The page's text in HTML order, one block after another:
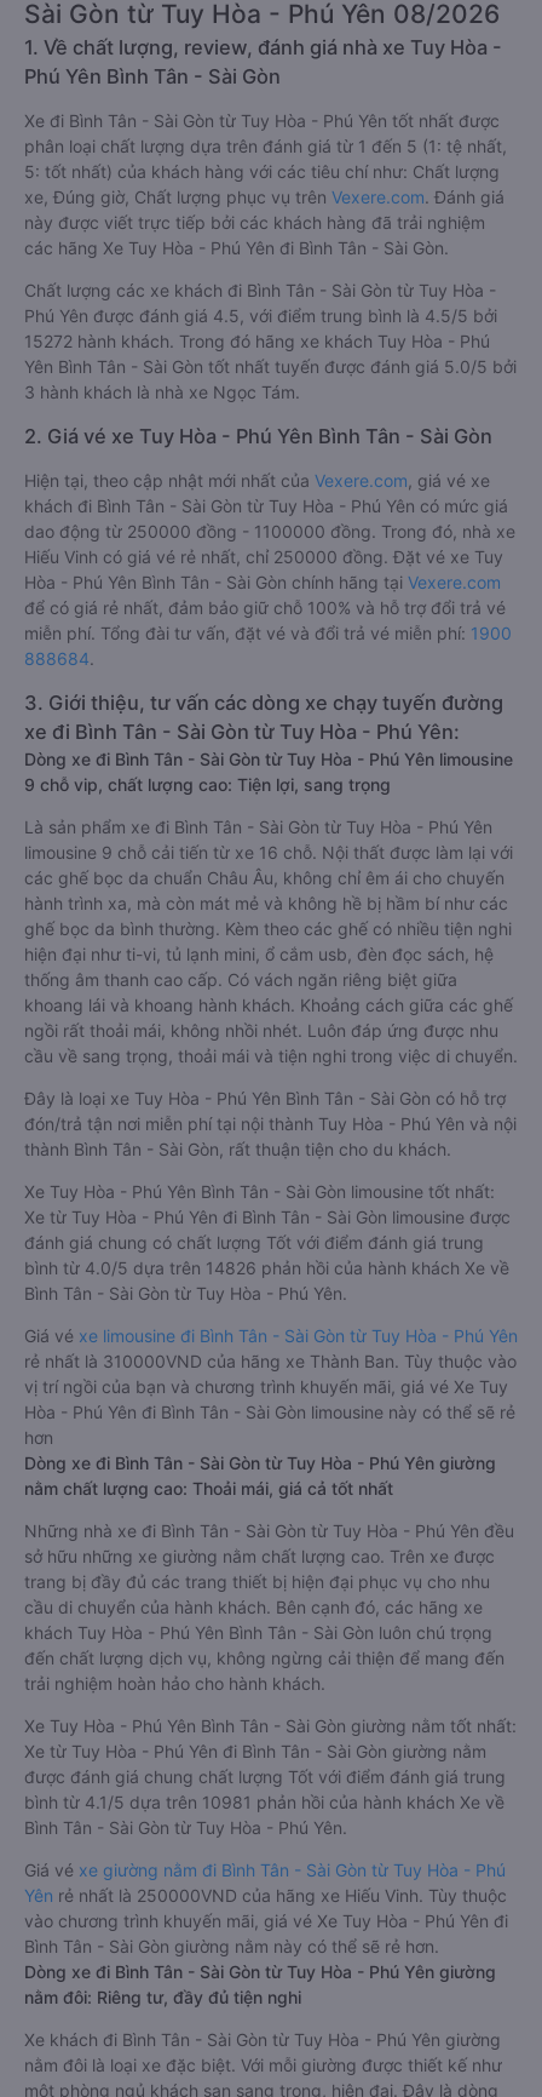
Sài Gòn từ Tuy Hòa - Phú Yên 08/2026
1. Về chất lượng, review, đánh giá nhà xe Tuy Hòa -
Phú Yên Bình Tân - Sài Gòn
Xe đi Bình Tân - Sài Gòn từ Tuy Hòa - Phú Yên tốt nhất được
phân loại chất lượng dựa trên đánh giá từ 1 đến 5 (1: tệ nhất,
5: tốt nhất) của khách hàng với các tiêu chí như: Chất lượng
xe, Đúng giờ, Chất lượng phục vụ trên Vexere.com. Đánh giá
này được viết trực tiếp bởi các khách hàng đã trải nghiệm
các hãng Xe Tuy Hòa - Phú Yên đi Bình Tân - Sài Gòn.
Chất lượng các xe khách đi Bình Tân - Sài Gòn từ Tuy Hòa -
Phú Yên được đánh giá 4.5, với điểm trung bình là 4.5/5 bởi
15272 hành khách. Trong đó hãng xe khách Tuy Hòa - Phú
Yên Bình Tân - Sài Gòn tốt nhất tuyến được đánh giá 5.0/5 bởi
3 hành khách là nhà xe Ngọc Tám.
2. Giá vé xe Tuy Hòa - Phú Yên Bình Tân - Sài Gòn
Hiện tại, theo cập nhật mới nhất của Vexere.com , giá vé xe
khách đi Bình Tân - Sài Gòn từ Tuy Hòa - Phú Yên có mức giá
dao động từ 250000 đồng - 1100000 đồng. Trong đó, nhà xe
Hiếu Vinh có giá vé rẻ nhất, chỉ 250000 đồng. Đặt vé xe Tuy
Hòa - Phú Yên Bình Tân - Sài Gòn chính hãng tại Vexere.com
để có giá rẻ nhất, đảm bảo giữ chỗ 100% và hỗ trợ đổi trả vé
miễn phí. Tổng đài tư vấn, đặt vé và đổi trả vé miễn phí: 1900
888684.
3. Giới thiệu, tư vấn các dòng xe chạy tuyến đường
xe đi Bình Tân - Sài Gòn từ Tuy Hòa - Phú Yên:
Dòng xe đi Bình Tân - Sài Gòn từ Tuy Hòa - Phú Yên limousine
9 chỗ vip, chất lượng cao: Tiện lợi, sang trọng
Là sản phẩm xe đi Bình Tân - Sài Gòn từ Tuy Hòa - Phú Yên
limousine 9 chỗ cải tiến từ xe 16 chỗ. Nội thất được làm lại với
các ghế bọc da chuẩn Châu Âu, không chỉ êm ái cho chuyến
hành trình xa, mà còn mát mẻ và không hề bị hầm bí như các
ghế bọc da bình thường. Kèm theo các ghế có nhiều tiện nghi
hiện đại như ti-vi, tủ lạnh mini, ổ cắm usb, đèn đọc sách, hệ
thống âm thanh cao cấp. Có vách ngăn riêng biệt giữa
khoang lái và khoang hành khách. Khoảng cách giữa các ghế
ngồi rất thoải mái, không nhồi nhét. Luôn đáp ứng được nhu
cầu về sang trọng, thoải mái và tiện nghi trong việc di chuyển.
Đây là loại xe Tuy Hòa - Phú Yên Bình Tân - Sài Gòn có hỗ trợ
đón/trả tận nơi miễn phí tại nội thành Tuy Hòa - Phú Yên và nội
thành Bình Tân - Sài Gòn, rất thuận tiện cho du khách.
Xe Tuy Hòa - Phú Yên Bình Tân - Sài Gòn limousine tốt nhất:
Xe từ Tuy Hòa - Phú Yên đi Bình Tân - Sài Gòn limousine được
đánh giá chung có chất lượng Tốt với điểm đánh giá trung
bình từ 4.0/5 dựa trên 14826 phản hồi của hành khách Xe về
Bình Tân - Sài Gòn từ Tuy Hòa - Phú Yên.
Giá vé xe limousine đi Bình Tân - Sài Gòn từ Tuy Hòa - Phú Yên
rẻ nhất là 310000VND của hãng xe Thành Ban. Tùy thuộc vào
vị trí ngồi của bạn và chương trình khuyến mãi, giá vé Xe Tuy
Hòa - Phú Yên đi Bình Tân - Sài Gòn limousine này có thể sẽ rẻ
hơn
Dòng xe đi Bình Tân - Sài Gòn từ Tuy Hòa - Phú Yên giường
nằm chất lượng cao: Thoải mái, giá cả tốt nhất
Những nhà xe đi Bình Tân - Sài Gòn từ Tuy Hòa - Phú Yên đều
sở hữu những xe giường nằm chất lượng cao. Trên xe được
trang bị đầy đủ các trang thiết bị hiện đại phục vụ cho nhu
cầu di chuyển của hành khách. Bên cạnh đó, các hãng xe
khách Tuy Hòa - Phú Yên Bình Tân - Sài Gòn luôn chú trọng
đến chất lượng dịch vụ, không ngừng cải thiện để mang đến
trải nghiệm hoàn hảo cho hành khách.
Xe Tuy Hòa - Phú Yên Bình Tân - Sài Gòn giường nằm tốt nhất:
Xe từ Tuy Hòa - Phú Yên đi Bình Tân - Sài Gòn giường nằm
được đánh giá chung chất lượng Tốt với điểm đánh giá trung
bình từ 4.1/5 dựa trên 10981 phản hồi của hành khách Xe về
Bình Tân - Sài Gòn từ Tuy Hòa - Phú Yên.
Giá vé xe giường nằm đi Bình Tân - Sài Gòn từ Tuy Hòa - Phú
Yên rẻ nhất là 250000VND của hãng xe Hiếu Vinh. Tùy thuộc
vào chương trình khuyến mãi, giá vé Xe Tuy Hòa - Phú Yên đi
Bình Tân - Sài Gòn giường nằm này có thể sẽ rẻ hơn.
Dòng xe đi Bình Tân - Sài Gòn từ Tuy Hòa - Phú Yên giường
nằm đôi: Riêng tư, đầy đủ tiện nghi
Xe khách đi Bình Tân - Sài Gòn từ Tuy Hòa - Phú Yên giường
nằm đôi là loại xe đặc biệt. Với mỗi giường được thiết kế như
một phòng ngủ khách sạn sang trọng, hiện đại. Đây là dòng